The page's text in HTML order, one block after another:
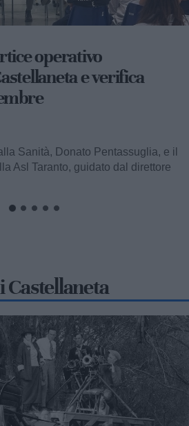
tartaruga salvata dai
Marina
Caretta caretta, simpaticamente
tratto in salvo lungo il litorale di